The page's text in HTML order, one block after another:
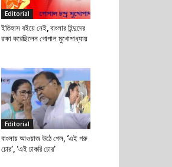
Editorial
ইতিহাস বইয়ে নেই, বাংলার হিন্দুদের
রক্ষা করেছিলেন গোপাল মুখোপাধ্যায়
Editorial
বাংলায় আওয়াজ উঠে গেল, ‘এই গরু
চোর’, ‘এই চাকরি চোর’